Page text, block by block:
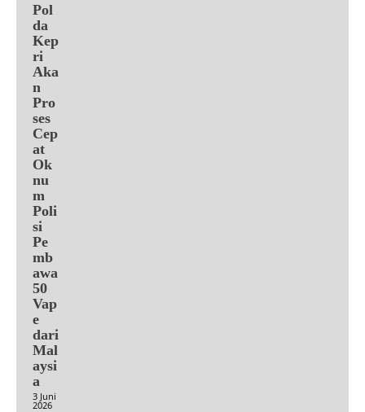
Pol
da
Kep
ri
Aka
n
Pro
ses
Cep
at
Ok
nu
m
Poli
si
Pe
mb
awa
50
Vap
e
dari
Mal
aysi
a
3 Juni
2026